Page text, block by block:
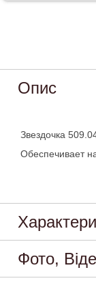
Опис
Звездочка
Обеспечивает
Фото,